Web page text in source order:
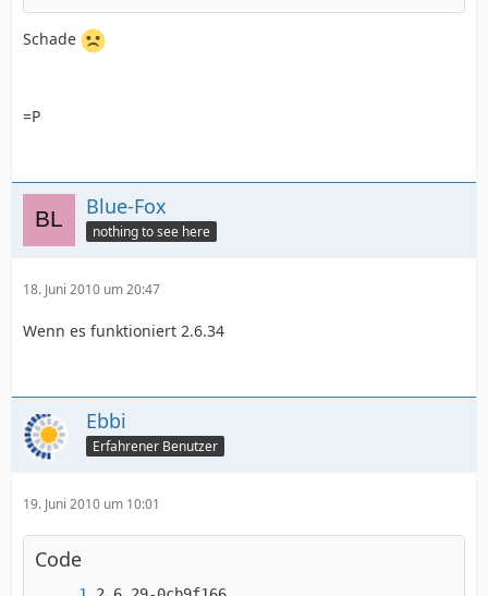
Schade
=P
Blue-Fox
nothing to see here
18. Juni 2010 um 20:47
Wenn es funktioniert 2.6.34
Ebbi
Erfahrener Benutzer
19. Juni 2010 um 10:01
Code